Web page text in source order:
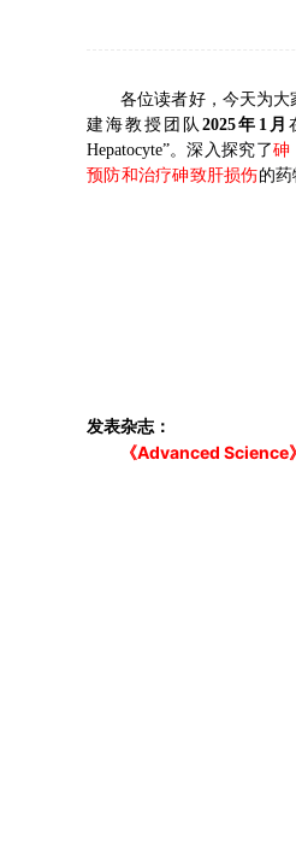
各位读者好，今天为大
建海教授团队2025年 1月
Hepatocyte”。深入探究了砷
预防和治疗砷致肝损伤的
发表杂志：
《Advanced Science》